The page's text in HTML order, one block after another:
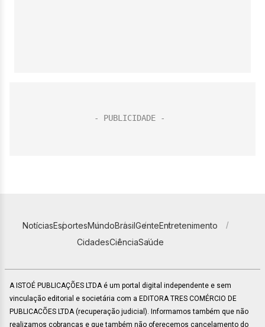
NotíciasEsportesMundoBrasilGenteEntretenimento
CidadesCiênciaSaúde
A ISTOÉ PUBLICAÇÕES LTDA é um portal digital independente e sem
vinculação editorial e societária com a EDITORA TRES COMÉRCIO DE
PUBLICACÕES LTDA (recuperação judicial). Informamos também que não
realizamos cobranças e que também não oferecemos cancelamento do